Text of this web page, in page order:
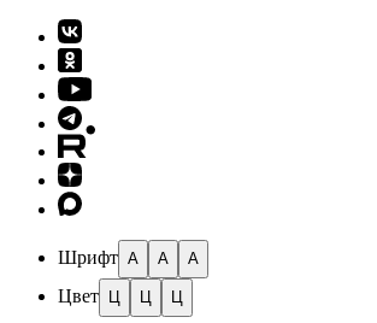
Шрифт A A A
Цвет Ц Ц Ц